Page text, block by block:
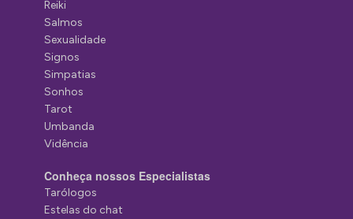
Reiki
Salmos
Sexualidade
Signos
Simpatias
Sonhos
Tarot
Umbanda
Vidência
Conheça nossos Especialistas
Tarólogos
Estelas do chat